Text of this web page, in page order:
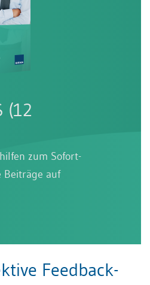
(12
zum Sofort-
Beiträge auf
Feedback-